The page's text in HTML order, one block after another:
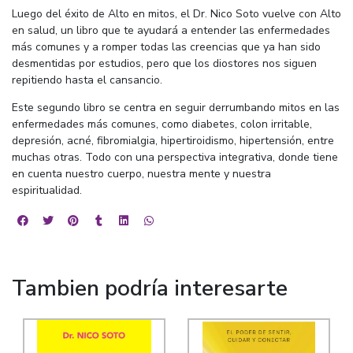
Luego del éxito de Alto en mitos, el Dr. Nico Soto vuelve con Alto
en salud, un libro que te ayudará a entender las enfermedades
más comunes y a romper todas las creencias que ya han sido
desmentidas por estudios, pero que los diostores nos siguen
repitiendo hasta el cansancio.
Este segundo libro se centra en seguir derrumbando mitos en las
enfermedades más comunes, como diabetes, colon irritable,
depresión, acné, fibromialgia, hipertiroidismo, hipertensión, entre
muchas otras. Todo con una perspectiva integrativa, donde tiene
en cuenta nuestro cuerpo, nuestra mente y nuestra
espiritualidad.
Tambien podría interesarte